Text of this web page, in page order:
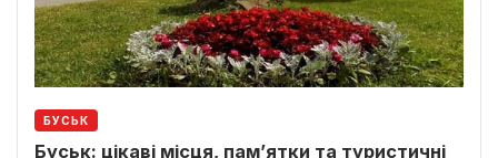
БУСЬК
Буськ: цікаві місця, пам’ятки та туристичні